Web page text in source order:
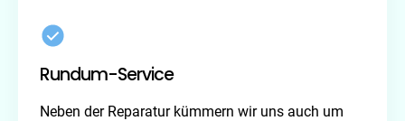
Rundum-Service
Neben der Reparatur kümmern wir uns auch um